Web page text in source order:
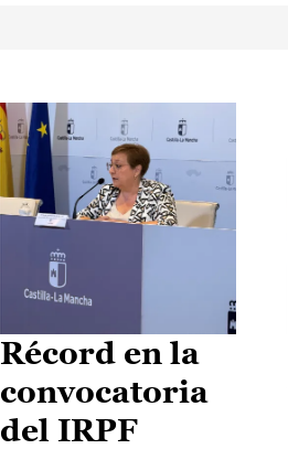
Récord en la
convocatoria
del IRPF